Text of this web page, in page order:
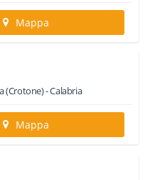
Mappa
(Crotone) -Calabria
Mappa